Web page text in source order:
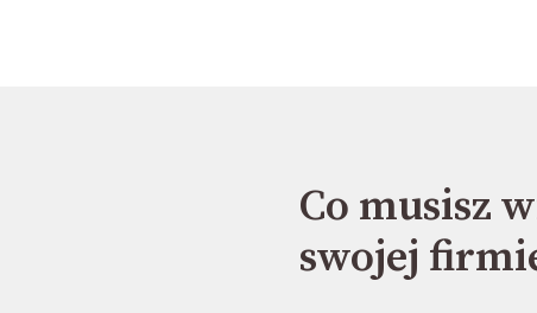
Co musisz
swojej